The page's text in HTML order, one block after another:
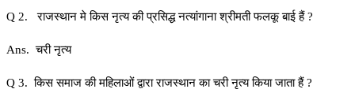
Q 2. राजस्थान मे किस नृत्य की प्रसिद्ध नत्यांगाना श्रीमती फलकू बाई हैं ?
Ans. चरी नृत्य
Q 3. किस समाज की महिलाओं द्वारा राजस्थान का चरी नृत्य किया जाता हैं ?